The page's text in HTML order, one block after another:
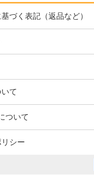
づく表記（返品など）
て
ついて
シー